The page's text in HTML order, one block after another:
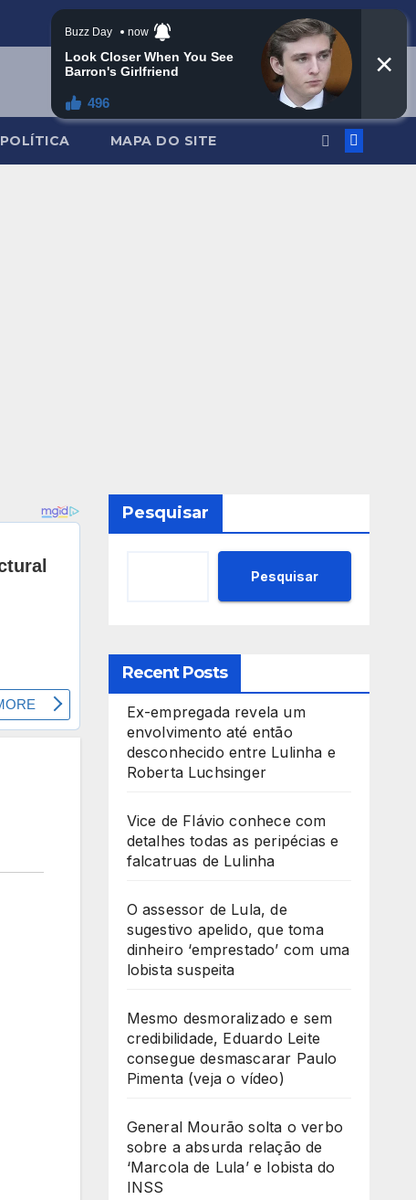
POLÍTICA MAPA DO SITE
Pesquisar
Pesquisar
Recent Posts
Ex-empregada revela um
envolvimento até então
desconhecido entre Lulinha e
Roberta Luchsinger
Vice de Flávio conhece com
detalhes todas as peripécias e
falcatruas de Lulinha
O assessor de Lula, de
sugestivo apelido, que toma
dinheiro ‘emprestado’ com uma
lobista suspeita
Mesmo desmoralizado e sem
credibilidade, Eduardo Leite
consegue desmascarar Paulo
Pimenta (veja o vídeo)
General Mourão solta o verbo
sobre a absurda relação de
‘Marcola de Lula’ e lobista do
INSS